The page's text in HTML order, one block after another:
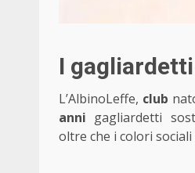
I
L’AlbinoLeffe, club
anni gagliardetti
oltre che i colori sociali